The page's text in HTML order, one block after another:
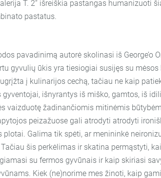
T. 2“ išreiškia pastangas
pastatus.
pavadinimą autorė skolinasi iš
gyvulių ūkis yra tiesiogiai susijęs su
į kulinarijos cechą, tačiau ne kaip
išnyrantys iš miško, gamtos, iš
vaizduotę žadinančiomis mitinėmis
peizažuose gali atrodyti atrodyti
plotai. Galima tik spėti, ar menininkė
šis perkėlimas ir skatina permąstyti,
su fermos gyvūnais ir kaip skiriasi
Kiek (ne)norime mes žinoti, kaip